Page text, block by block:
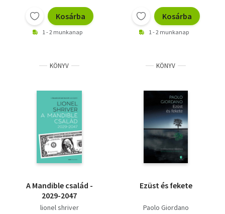
Kosárba
1 - 2 munkanap
Kosárba
1 - 2 munkanap
KÖNYV
A Mandible család -
2029-2047
lionel shriver
KÖNYV
Ezüst és fekete
Paolo Giordano